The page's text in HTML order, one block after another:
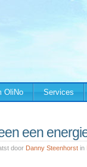
OliNo Services
een
door Danny Steenhorst in